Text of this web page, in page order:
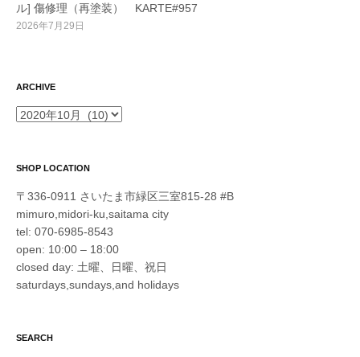
ル] 傷修理（再塗装） KARTE#957
2026年7月29日
ARCHIVE
ARCHIVE
SHOP LOCATION
〒336-0911 さいたま市緑区三室815-28 #B
mimuro,midori-ku,saitama city
tel: 070-6985-8543
open: 10:00 – 18:00
closed day: 土曜、日曜、祝日
saturdays,sundays,and holidays
SEARCH